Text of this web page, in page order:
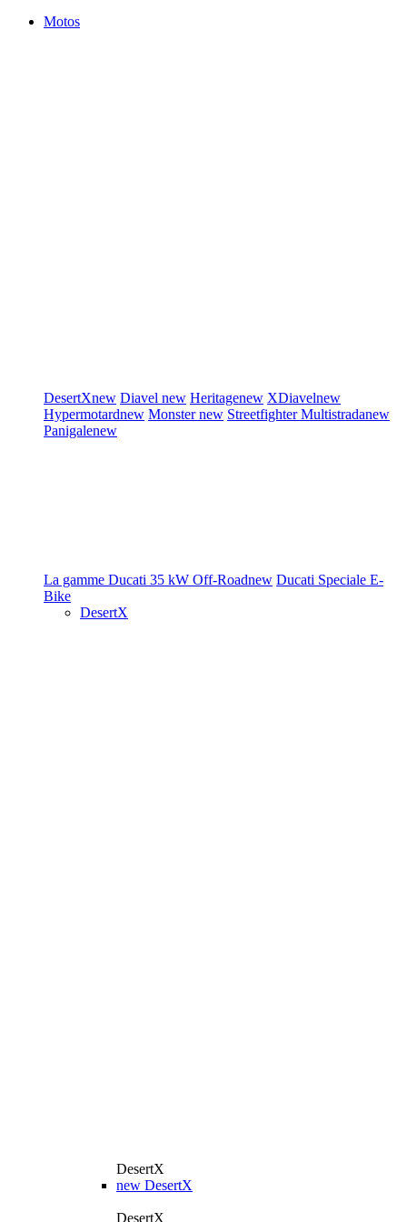
Motos
DesertXnew Diavel new Heritagenew XDiavelnew
Hypermotardnew Monsternew StreetfighterMultistradanew
Panigalenew
La gamme Ducati 35 kW Off-Roadnew Ducati Speciale E-
Bike
DesertX
DesertX
new DesertX
DesertX